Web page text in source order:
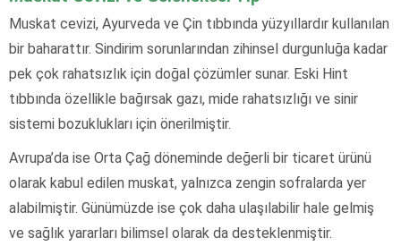
Muskat cevizi, Ayurveda ve Çin tıbbında yüzyıllardır kullanılan
bir baharattır. Sindirim sorunlarından zihinsel durgunluğa kadar
pek çok rahatsızlık için doğal çözümler sunar. Eski Hint
tıbbında özellikle bağırsak gazı, mide rahatsızlığı ve sinir
sistemi bozuklukları için önerilmiştir.
Avrupa’da ise Orta Çağ döneminde değerli bir ticaret ürünü
olarak kabul edilen muskat, yalnızca zengin sofralarda yer
alabilmiştir. Günümüzde ise çok daha ulaşılabilir hale gelmiş
ve sağlık yararları bilimsel olarak da desteklenmiştir.